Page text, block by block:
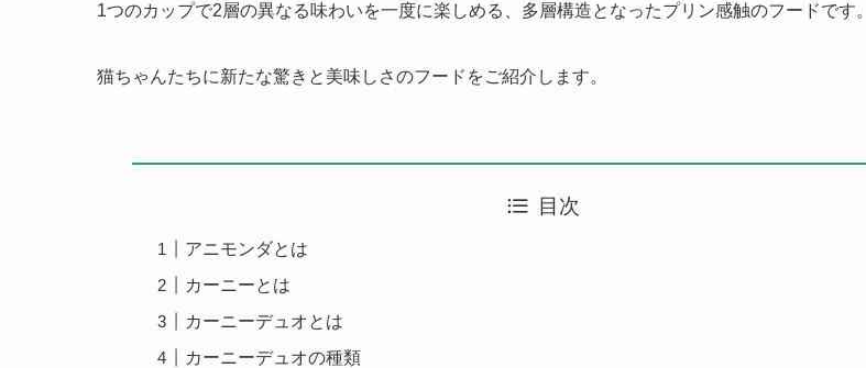
1つのカップで2層の異なる味わいを一度に楽しめる、多層構造となったプリン感触のフードです。
猫ちゃんたちに新たな驚きと美味しさのフードをご紹介します。
目次
アニモンダとは
カーニーとは
カーニーデュオとは
カーニーデュオの種類